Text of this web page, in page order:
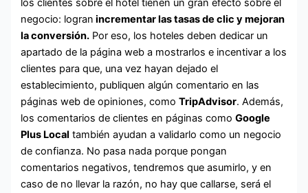
los clientes sobre el hotel tienen un gran efecto sobre el
negocio: logran incrementar las tasas de clic y mejoran
la conversión. Por eso, los hoteles deben dedicar un
apartado de la página web a mostrarlos e incentivar a los
clientes para que, una vez hayan dejado el
establecimiento, publiquen algún comentario en las
páginas web de opiniones, comoTripAdvisor. Además,
los comentarios de clientes en páginas comoGoogle
Plus Local también ayudan a validarlo como un negocio
de confianza. No pasa nada porque pongan
comentarios negativos, tendremos que asumirlo, y en
caso de no llevar la razón, no hay que callarse, será el